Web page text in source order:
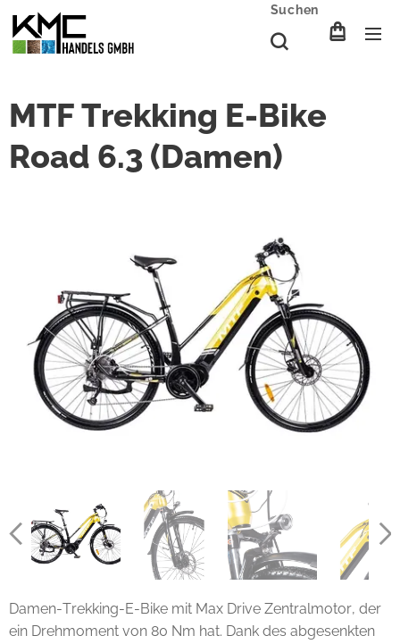
Suchen
MTF Trekking E-Bike
Road 6.3 (Damen)
Damen-Trekking-E-Bike mit Max Drive Zentralmotor, der
ein Drehmoment von 80 Nm hat. Dank des abgesenkten